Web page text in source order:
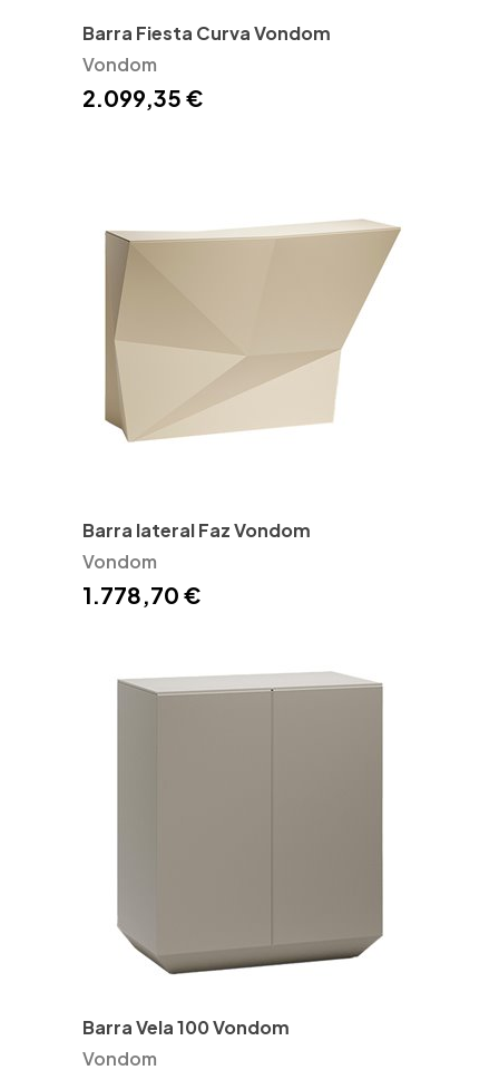
Barra Fiesta Curva Vondom
Vondom
2.099,35 €
Barra lateral Faz Vondom
Vondom
1.778,70 €
Barra Vela 100 Vondom
Vondom